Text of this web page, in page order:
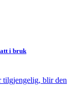
i bruk
tilgjengelig, blir den